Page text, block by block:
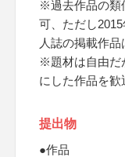
※過去作品の類
可、ただし
人誌の掲載作品
※題材は自由だ
にした作品を歓
提出物
●作品